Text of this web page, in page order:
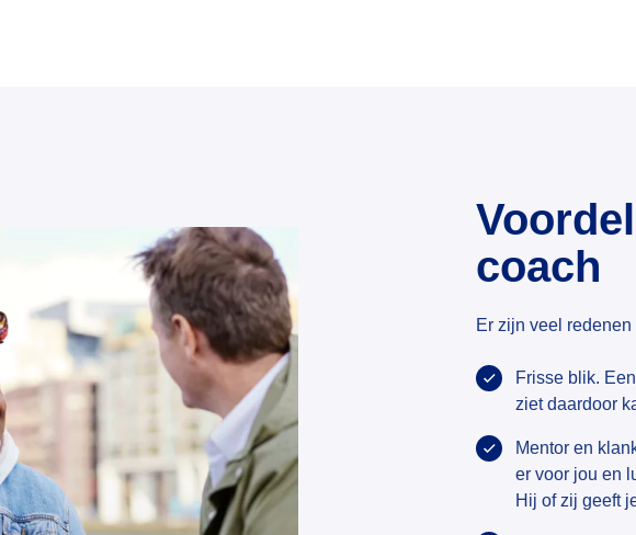
coach
Er zijn veel
Frisse blik.
ziet daardoor
Mentor en
er voor jou en
Hij of zij geeft